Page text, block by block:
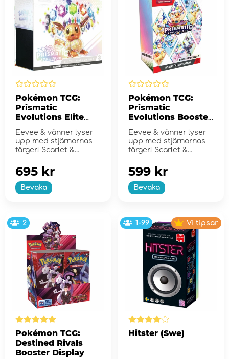
Pokémon TCG:
Prismatic
Evolutions Elite
Trainer Box
Eevee & vänner lyser
upp med stjärnornas
färger! Scarlet &
Bevaka
695 kr
Pokémon TCG:
Prismatic
Evolutions Booster
Bundle
Eevee & vänner lyser
upp med stjärnornas
färger! Scarlet &
Bevaka
599 kr
2
Pokémon TCG:
Destined Rivals
Booster Display
1-99 Vi tipsar
Hitster (Swe)